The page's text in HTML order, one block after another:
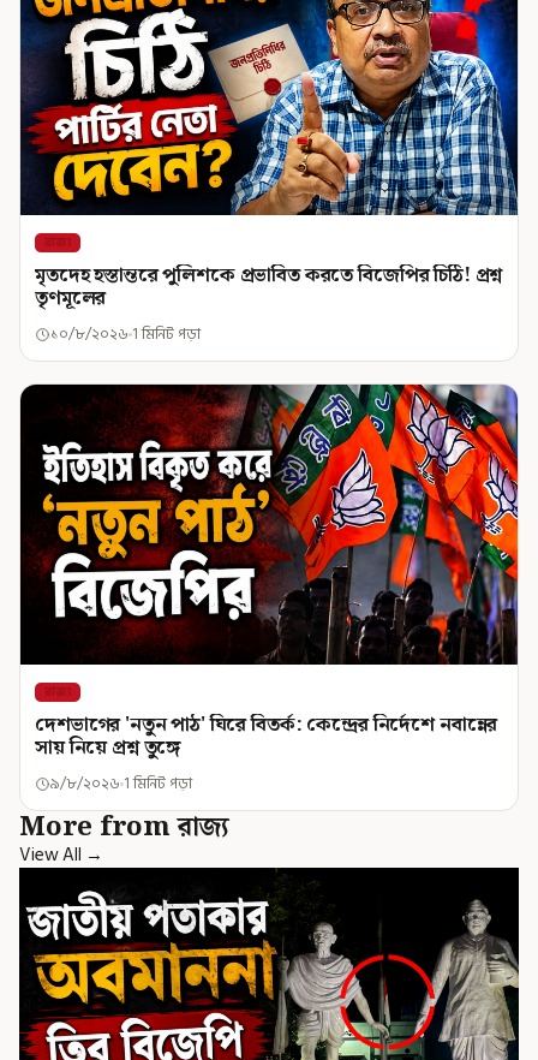
রাজ্য
মৃতদেহ হস্তান্তরে পুলিশকে প্রভাবিত করতে বিজেপির চিঠি! প্রশ্ন
তৃণমূলের
১০/৮/২০২৬ 1 মিনিট পড়া
রাজ্য
দেশভাগের 'নতুন পাঠ' ঘিরে বিতর্ক: কেন্দ্রের নির্দেশে নবান্নের
সায় নিয়ে প্রশ্ন তুঙ্গে
৯/৮/২০২৬ 1 মিনিট পড়া
More from রাজ্য
View All →